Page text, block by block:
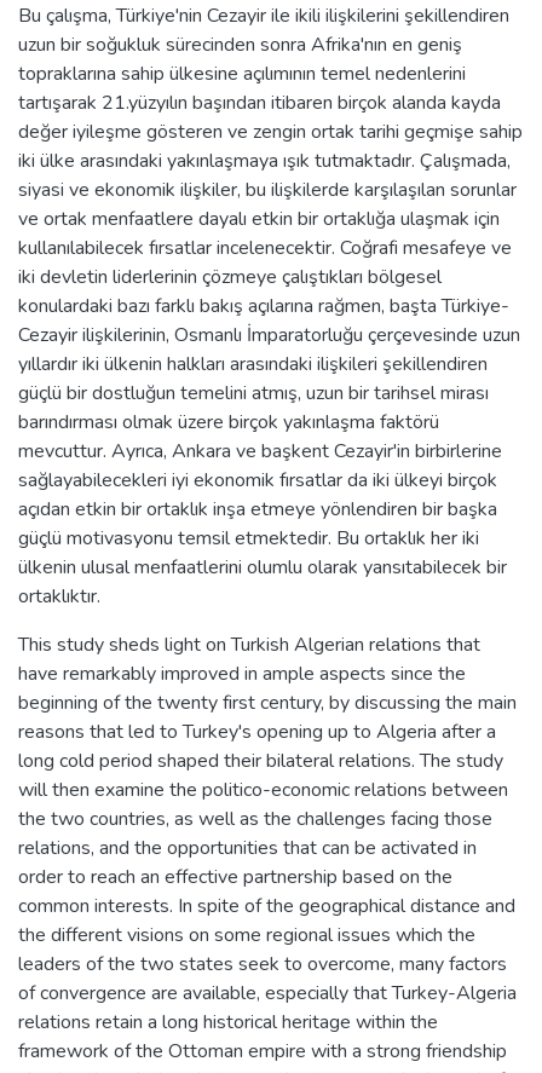
Bu çalışma, Türkiye'nin Cezayir ile ikili ilişkilerini şekillendiren
uzun bir soğukluk sürecinden sonra Afrika'nın en geniş
topraklarına sahip ülkesine açılımının temel nedenlerini
tartışarak 21.yüzyılın başından itibaren birçok alanda kayda
değer iyileşme gösteren ve zengin ortak tarihi geçmişe sahip
iki ülke arasındaki yakınlaşmaya ışık tutmaktadır. Çalışmada,
siyasi ve ekonomik ilişkiler, bu ilişkilerde karşılaşılan sorunlar
ve ortak menfaatlere dayalı etkin bir ortaklığa ulaşmak için
kullanılabilecek fırsatlar incelenecektir. Coğrafi mesafeye ve
iki devletin liderlerinin çözmeye çalıştıkları bölgesel
konulardaki bazı farklı bakış açılarına rağmen, başta Türkiye-
Cezayir ilişkilerinin, Osmanlı İmparatorluğu çerçevesinde uzun
yıllardır iki ülkenin halkları arasındaki ilişkileri şekillendiren
güçlü bir dostluğun temelini atmış, uzun bir tarihsel mirası
barındırması olmak üzere birçok yakınlaşma faktörü
mevcuttur. Ayrıca, Ankara ve başkent Cezayir'in birbirlerine
sağlayabilecekleri iyi ekonomik fırsatlar da iki ülkeyi birçok
açıdan etkin bir ortaklık inşa etmeye yönlendiren bir başka
güçlü motivasyonu temsil etmektedir. Bu ortaklık her iki
ülkenin ulusal menfaatlerini olumlu olarak yansıtabilecek bir
ortaklıktır.
This study sheds light on Turkish Algerian relations that
have remarkably improved in ample aspects since the
beginning of the twenty first century, by discussing the main
reasons that led to Turkey's opening up to Algeria after a
long cold period shaped their bilateral relations. The study
will then examine the politico-economic relations between
the two countries, as well as the challenges facing those
relations, and the opportunities that can be activated in
order to reach an effective partnership based on the
common interests. In spite of the geographical distance and
the different visions on some regional issues which the
leaders of the two states seek to overcome, many factors
of convergence are available, especially that Turkey-Algeria
relations retain a long historical heritage within the
framework of the Ottoman empire with a strong friendship